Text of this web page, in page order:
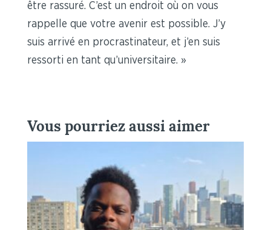
être rassuré. C’est un endroit où on vous
rappelle que votre avenir est possible. J’y
suis arrivé en procrastinateur, et j’en suis
ressorti en tant qu’universitaire. »
Vous pourriez aussi aimer